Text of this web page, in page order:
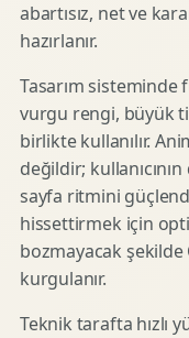
abartısız, net ve
hazırlanır.
Tasarım
vurgu rengi, büyük
birlikte kullanılır.
değildir;
sayfa ritmini
hissettirmek için
bozmayacak şekilde
kurgulanır.
Teknik tarafta hızlı